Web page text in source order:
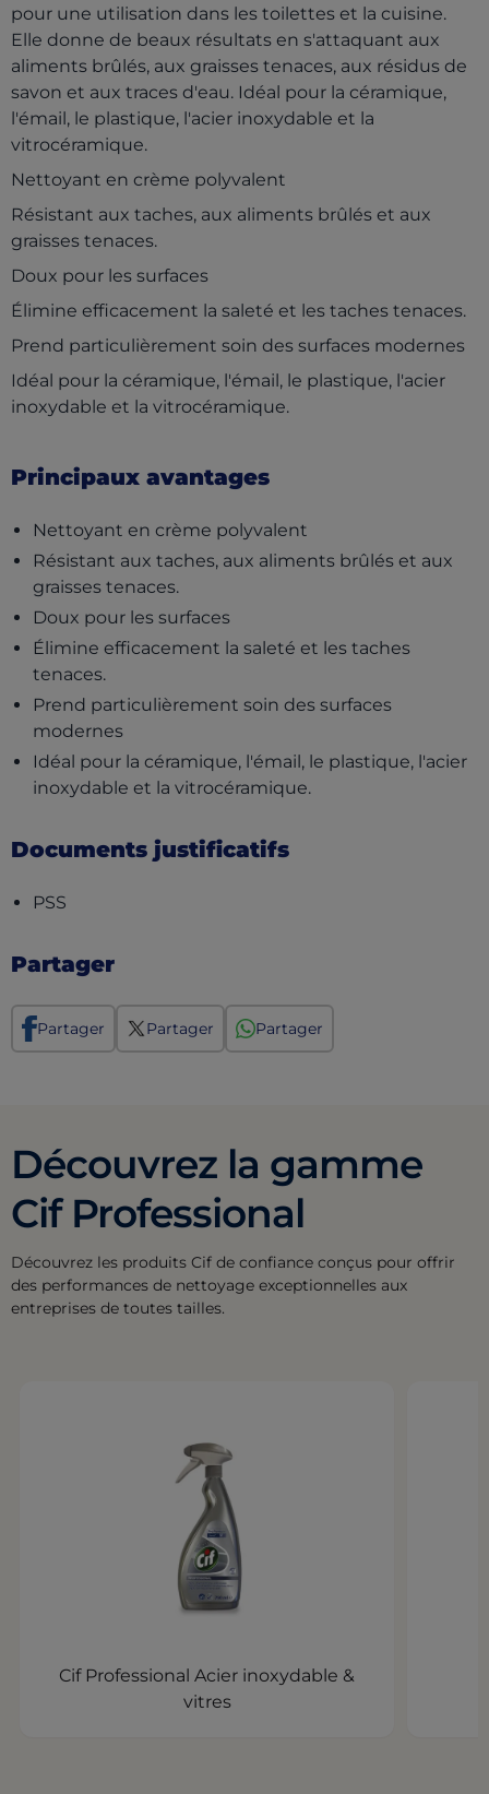
pour une utilisation dans les toilettes et la cuisine.
Elle donne de beaux résultats en s'attaquant aux
aliments brûlés, aux graisses tenaces, aux résidus de
savon et aux traces d'eau. Idéal pour la céramique,
l'émail, le plastique, l'acier inoxydable et la
vitrocéramique.
Nettoyant en crème polyvalent
Résistant aux taches, aux aliments brûlés et aux
graisses tenaces.
Doux pour les surfaces
Élimine efficacement la saleté et les taches tenaces.
Prend particulièrement soin des surfaces modernes
Idéal pour la céramique, l'émail, le plastique, l'acier
inoxydable et la vitrocéramique.
Principaux avantages
Nettoyant en crème polyvalent
Résistant aux taches, aux aliments brûlés et aux
graisses tenaces.
Doux pour les surfaces
Élimine efficacement la saleté et les taches
tenaces.
Prend particulièrement soin des surfaces
modernes
Idéal pour la céramique, l'émail, le plastique, l'acier
inoxydable et la vitrocéramique.
Documents justificatifs
PSS
Partager
Partager Partager Partager
Découvrez la gamme
Cif Professional
Découvrez les produits Cif de confiance conçus pour offrir
des performances de nettoyage exceptionnelles aux
entreprises de toutes tailles.
Cif Professional Acier inoxydable &
vitres